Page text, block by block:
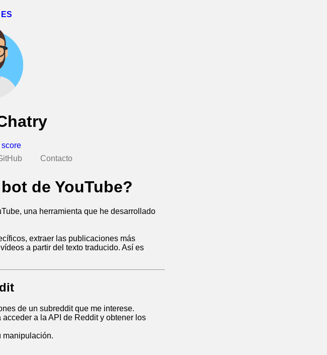
ES
Contacto
de YouTube?
una herramienta que he desarrollado
extraer las publicaciones más
a partir del texto traducido. Así es
de un subreddit que me interese.
a la API de Reddit y obtener los
manipulación.